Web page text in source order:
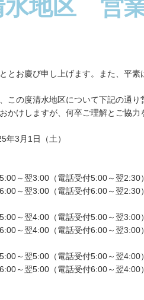
水地区 営
お慶び申し上げます。また、平素
この度清水地区について下記の通
かけしますが、何卒ご理解とご協力
3月1日（土）
～翌3:00（電話受付5:00～翌2:30）
（電話受付6:00～翌2:30）
翌4:00（電話受付5:00～翌3:00）
（電話受付6:00～翌3:00）
翌5:00（電話受付5:00～翌4:00）
（電話受付6:00～翌4:00）